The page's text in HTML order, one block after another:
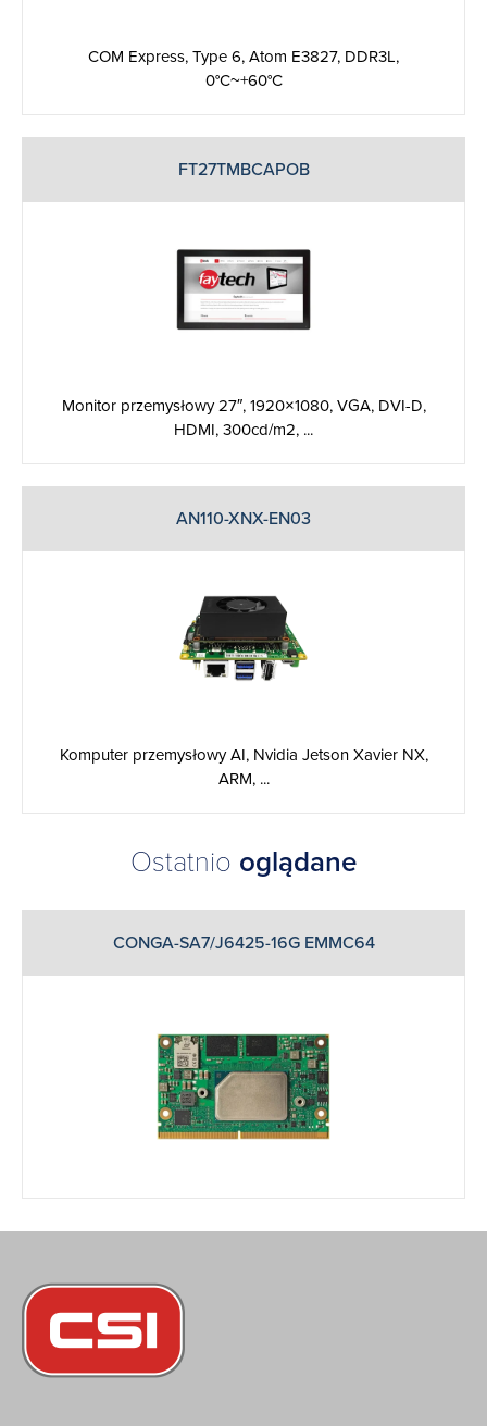
COM Express, Type 6, Atom E3827, DDR3L,
0°C~+60°C
FT27TMBCAPOB
Monitor przemysłowy 27″, 1920×1080, VGA, DVI-D,
HDMI, 300cd/m2, ...
AN110-XNX-EN03
Komputer przemysłowy AI, Nvidia Jetson Xavier NX,
ARM, ...
Ostatnio oglądane
CONGA-SA7/J6425-16G EMMC64